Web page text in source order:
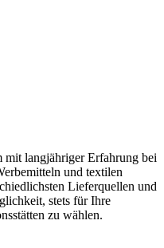
mit langjähriger Erfahrung bei
und textilen
Lieferquellen und
stets für Ihre
zu wählen.